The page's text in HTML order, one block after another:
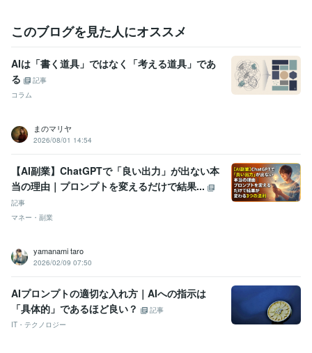
このブログを見た人にオススメ
AIは「書く道具」ではなく「考える道具」であ
る
記事
コラム
まのマリヤ
2026/08/01 14:54
【AI副業】ChatGPTで「良い出力」が出ない本
当の理由｜プロンプトを変えるだけで結果...
記事
マネー・副業
yamanami taro
2026/02/09 07:50
AIプロンプトの適切な入れ方｜AIへの指示は
「具体的」であるほど良い？
記事
IT・テクノロジー